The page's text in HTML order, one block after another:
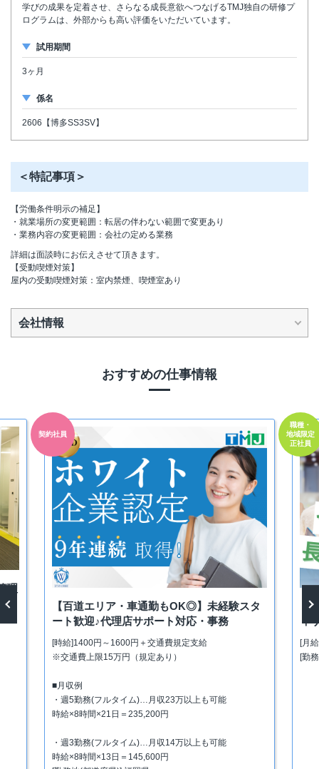
学びの成果を定着させ、さらなる成長意欲へつなげるTMJ独自の研修プ
ログラムは、外部からも高い評価をいただいています。
試用期間
3ヶ月
係名
2606【博多SS3SV】
＜特記事項＞
【労働条件明示の補足】
・就業場所の変更範囲：転居の伴わない範囲で変更あり
・業務内容の変更範囲：会社の定める業務
詳細は面談時にお伝えさせて頂きます。
【受動喫煙対策】
屋内の受動喫煙対策：室内禁煙、喫煙室あり
会社情報
おすすめの仕事情報
理
契約社員
【百道エリア・車通勤もOK◎】未経験スタ
ート歓迎♪代理店サポート対応・事務
[時給]1400円～1600円＋交通費規定支給
※交通費上限15万円（規定あり）
■月収例
・週5勤務(フルタイム)…月収23万以上も可能
時給×8時間×21日＝235,200円
・週3勤務(フルタイム)…月収14万以上も可能
時給×8時間×13日＝145,600円
職種・
地域限定
正社員
【
ィ
[月
[勤